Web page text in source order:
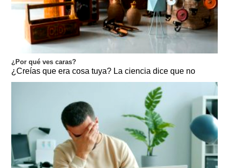
¿Por qué ves caras?
¿Creías que era cosa tuya? La ciencia dice que no